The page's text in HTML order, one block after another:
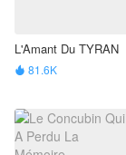
L'Amant Du TYRAN
 81.6K